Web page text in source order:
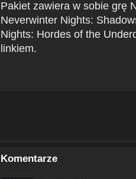
Pakiet zawiera w sobie grę
Neverwinter Nights:
Nights: Hordes of the
linkiem.
Komentarze